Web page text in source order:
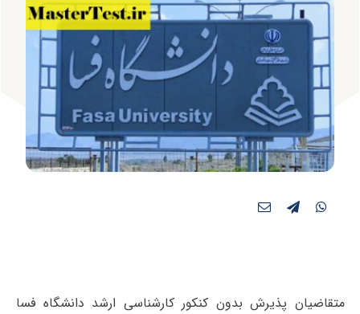
متقاضیان پذیرش بدون کنکور کارشناسی ارشد دانشگاه فسا